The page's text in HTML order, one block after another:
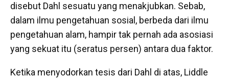
disebut Dahl sesuatu yang menakjubkan. Sebab,
dalam ilmu pengetahuan sosial, berbeda dari ilmu
pengetahuan alam, hampir tak pernah ada asosiasi
yang sekuat itu (seratus persen) antara dua faktor.
Ketika menyodorkan tesis dari Dahl di atas, Liddle